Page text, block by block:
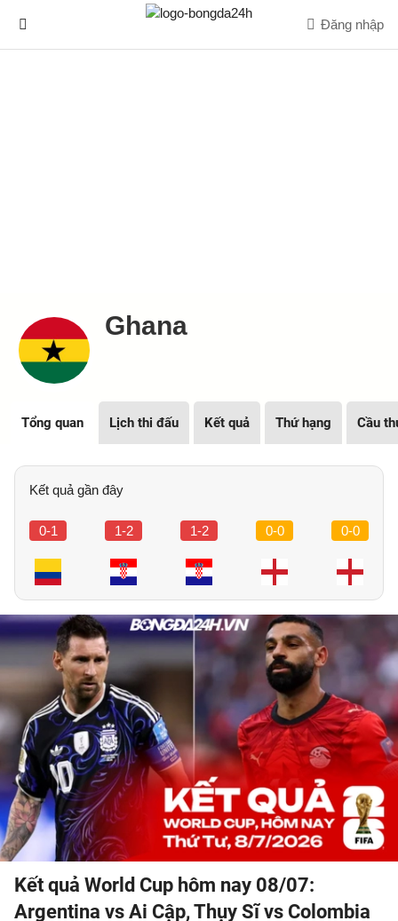
Đăng nhập
Ghana
Tổng quan Lịch thi đấu Kết quả Thứ hạng Cầu
Kết quả gần đây
0-1 1-2 1-2 0-0 0-0
Kết quả World Cup hôm nay 08/07:
Argentina vs Ai Cập, Thụy Sĩ vs Colombia